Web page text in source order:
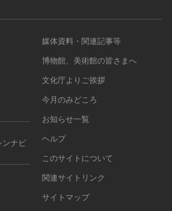
ンナビ
媒体資料・関連記事等
博物館、美術館の皆さまへ
文化庁よりご挨拶
今月のみどころ
お知らせ一覧
ヘルプ
このサイトについて
関連サイトリンク
サイトマップ